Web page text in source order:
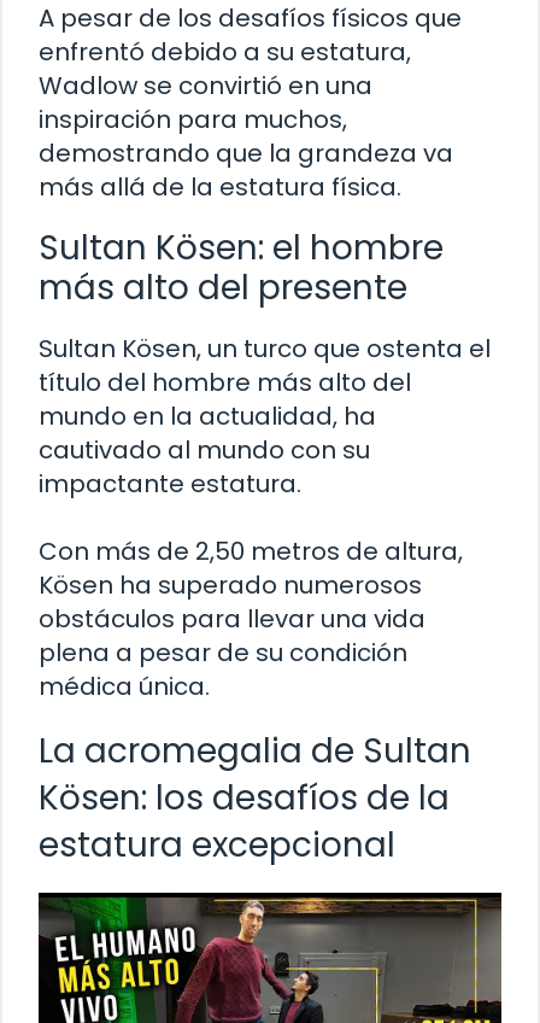
A pesar de los desafíos físicos que
enfrentó debido a su estatura,
Wadlow se convirtió en una
inspiración para muchos,
demostrando que la grandeza va
más allá de la estatura física.
Sultan Kösen: el hombre
más alto del presente
Sultan Kösen, un turco que ostenta el
título del hombre más alto del
mundo en la actualidad, ha
cautivado al mundo con su
impactante estatura.
Con más de 2,50 metros de altura,
Kösen ha superado numerosos
obstáculos para llevar una vida
plena a pesar de su condición
médica única.
La acromegalia de Sultan
Kösen: los desafíos de la
estatura excepcional